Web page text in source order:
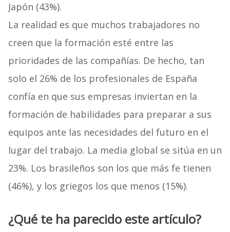
Japón (43%).
La realidad es que muchos trabajadores no
creen que la formación esté entre las
prioridades de las compañías. De hecho, tan
solo el 26% de los profesionales de España
confía en que sus empresas inviertan en la
formación de habilidades para preparar a sus
equipos ante las necesidades del futuro en el
lugar del trabajo. La media global se sitúa en un
23%. Los brasileños son los que más fe tienen
(46%), y los griegos los que menos (15%).
¿Qué te ha parecido este artículo?